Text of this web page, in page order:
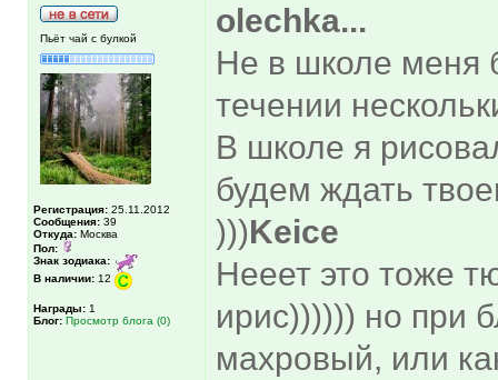
Пьёт чай с булкой
Регистрация: 25.11.2012
Сообщения: 39
Откуда: Москва
Пол:
Знак зодиака:
В наличии: 12
Награды: 1
Блог: Просмотр блога (0)
olechka...
Не в школе меня
течении
В школе я
будем ждать
)))Keice
Нееет это тоже
ирис)))))) но при
махровый, или